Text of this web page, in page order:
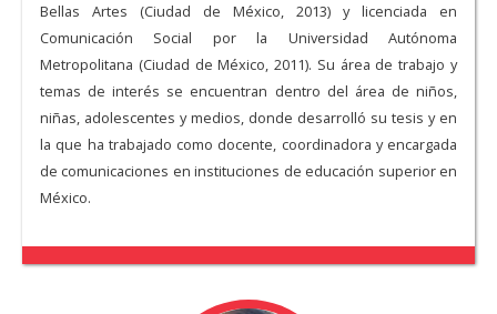
Bellas Artes (Ciudad de México, 2013) y licenciada en
Comunicación Social por la Universidad Autónoma
Metropolitana (Ciudad de México, 2011). Su área de trabajo y
temas de interés se encuentran dentro del área de niños,
niñas, adolescentes y medios, donde desarrolló su tesis y en
la que ha trabajado como docente, coordinadora y encargada
de comunicaciones en instituciones de educación superior en
México.